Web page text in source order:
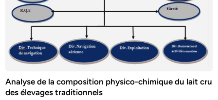
Analyse de la composition physico-chimique du lait cru
des élevages traditionnels